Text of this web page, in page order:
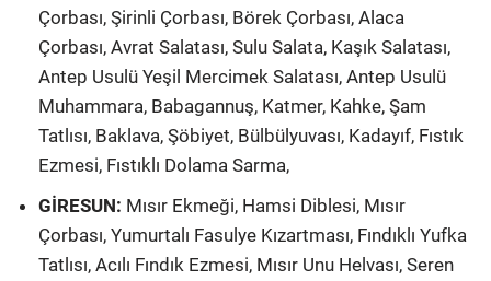
Çorbası, Şirinli Çorbası, Börek Çorbası, Alaca
Çorbası, Avrat Salatası, Sulu Salata, Kaşık Salatası,
Antep Usulü Yeşil Mercimek Salatası, Antep Usulü
Muhammara, Babagannuş, Katmer, Kahke, Şam
Tatlısı, Baklava, Şöbiyet, Bülbülyuvası, Kadayıf, Fıstık
Ezmesi, Fıstıklı Dolama Sarma,
GİRESUN: Mısır Ekmeği, Hamsi Diblesi, Mısır
Çorbası, Yumurtalı Fasulye Kızartması, Fındıklı Yufka
Tatlısı, Acılı Fındık Ezmesi, Mısır Unu Helvası, Seren